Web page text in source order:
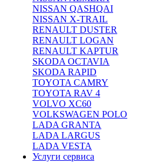
NISSAN QASHQAI
NISSAN X-TRAIL
RENAULT DUSTER
RENAULT LOGAN
RENAULT KAPTUR
SKODA OCTAVIA
SKODA RAPID
TOYOTA CAMRY
TOYOTA RAV 4
VOLVO XC60
VOLKSWAGEN POLO
LADA GRANTA
LADA LARGUS
LADA VESTA
Услуги сервиса